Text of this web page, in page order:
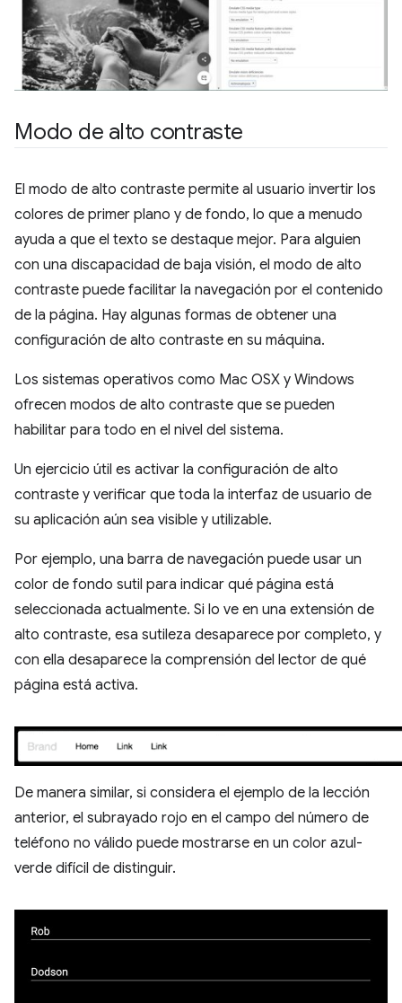
Modo de alto contraste
El modo de alto contraste permite al usuario invertir los
colores de primer plano y de fondo, lo que a menudo
ayuda a que el texto se destaque mejor. Para alguien
con una discapacidad de baja visión, el modo de alto
contraste puede facilitar la navegación por el contenido
de la página. Hay algunas formas de obtener una
configuración de alto contraste en su máquina.
Los sistemas operativos como Mac OSX y Windows
ofrecen modos de alto contraste que se pueden
habilitar para todo en el nivel del sistema.
Un ejercicio útil es activar la configuración de alto
contraste y verificar que toda la interfaz de usuario de
su aplicación aún sea visible y utilizable.
Por ejemplo, una barra de navegación puede usar un
color de fondo sutil para indicar qué página está
seleccionada actualmente. Si lo ve en una extensión de
alto contraste, esa sutileza desaparece por completo, y
con ella desaparece la comprensión del lector de qué
página está activa.
De manera similar, si considera el ejemplo de la lección
anterior, el subrayado rojo en el campo del número de
teléfono no válido puede mostrarse en un color azul-
verde difícil de distinguir.